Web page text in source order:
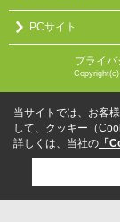
PCサイト
プライ
Copyright(c)
当サイトでは、お客
して、クッキー（
詳しくは、当社の 「